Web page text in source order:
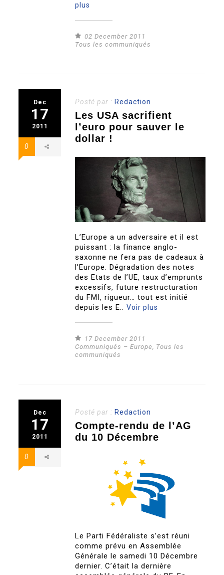
plus
02 December 2011
Tous les communiqués
Dec
17
2011
0
Posté par : Redaction
Les USA sacrifient
l’euro pour sauver le
dollar !
L’Europe a un adversaire et il est
puissant : la finance anglo-
saxonne ne fera pas de cadeaux à
l’Europe. Dégradation des notes
des Etats de l’UE, taux d’emprunts
excessifs, future restructuration
du FMI, rigueur… tout est initié
depuis les E..Voir plus
17 December 2011
Communiqués – Europe, Tous les
communiqués
Dec
17
2011
0
Posté par : Redaction
Compte-rendu de l’AG
du 10 Décembre
Le Parti Fédéraliste s’est réuni
comme prévu en Assemblée
Générale le samedi 10 Décembre
dernier. C’était la dernière